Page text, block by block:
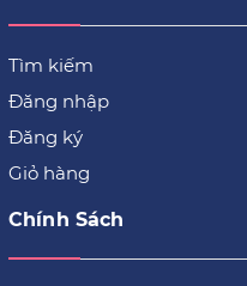
Tìm kiếm
Đăng nhập
Đăng ký
Giỏ hàng
Chính Sách